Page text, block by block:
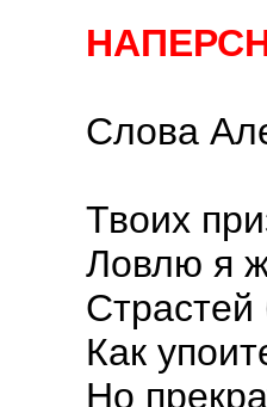
Слова
Твоих
Ловлю я
Как
Но